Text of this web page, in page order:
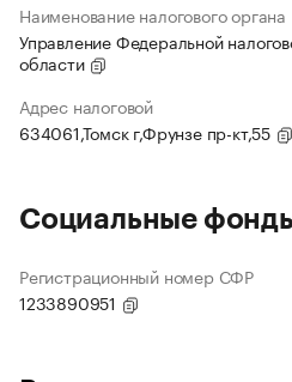
Наименование налогового органа
Управление Федеральной
области
Адрес налоговой
634061,Томск г,Фрунзе пр-кт,55
Социальные
Регистрационный номер СФР
1233890951